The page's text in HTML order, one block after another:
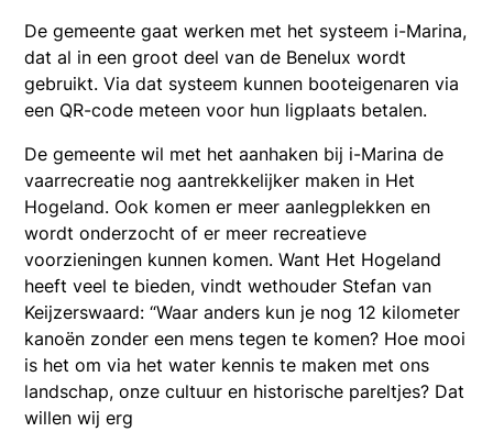
De gemeente gaat werken met het systeem i-Marina,
dat al in een groot deel van de Benelux wordt
gebruikt. Via dat systeem kunnen booteigenaren via
een QR-code meteen voor hun ligplaats betalen.
De gemeente wil met het aanhaken bij i-Marina de
vaarrecreatie nog aantrekkelijker maken in Het
Hogeland. Ook komen er meer aanlegplekken en
wordt onderzocht of er meer recreatieve
voorzieningen kunnen komen. Want Het Hogeland
heeft veel te bieden, vindt wethouder Stefan van
Keijzerswaard: “Waar anders kun je nog 12 kilometer
kanoën zonder een mens tegen te komen? Hoe mooi
is het om via het water kennis te maken met ons
landschap, onze cultuur en historische pareltjes? Dat
willen wij erg